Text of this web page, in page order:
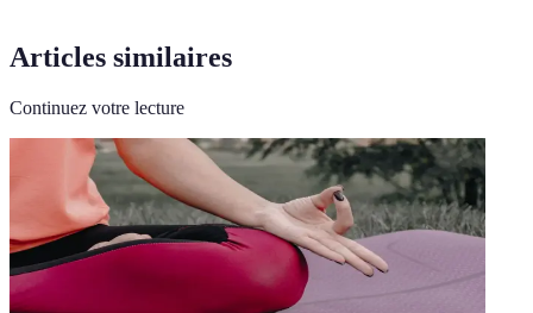
Articles similaires
Continuez votre lecture